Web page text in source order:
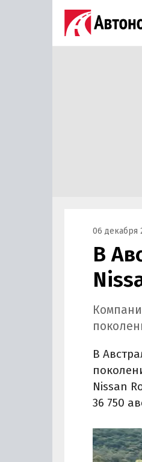
06 декабря
В
В
Nissan
36 750